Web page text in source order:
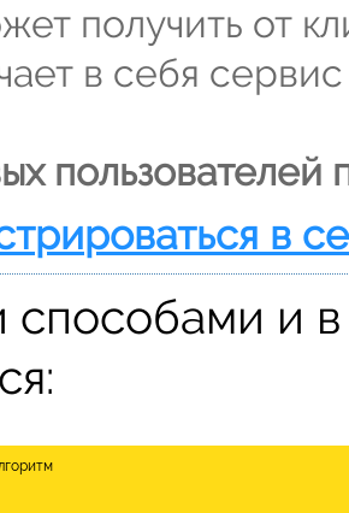
получить от
в себя сервис
в
способами и